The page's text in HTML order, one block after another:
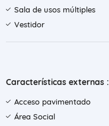
Sala de usos múltiples
Vestidor
Características externas :
Acceso pavimentado
Área Social